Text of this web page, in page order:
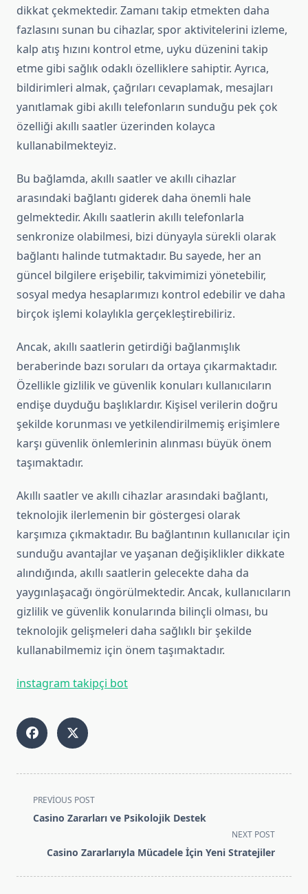
dikkat çekmektedir. Zamanı takip etmekten daha
fazlasını sunan bu cihazlar, spor aktivitelerini izleme,
kalp atış hızını kontrol etme, uyku düzenini takip
etme gibi sağlık odaklı özelliklere sahiptir. Ayrıca,
bildirimleri almak, çağrıları cevaplamak, mesajları
yanıtlamak gibi akıllı telefonların sunduğu pek çok
özelliği akıllı saatler üzerinden kolayca
kullanabilmekteyiz.
Bu bağlamda, akıllı saatler ve akıllı cihazlar
arasındaki bağlantı giderek daha önemli hale
gelmektedir. Akıllı saatlerin akıllı telefonlarla
senkronize olabilmesi, bizi dünyayla sürekli olarak
bağlantı halinde tutmaktadır. Bu sayede, her an
güncel bilgilere erişebilir, takvimimizi yönetebilir,
sosyal medya hesaplarımızı kontrol edebilir ve daha
birçok işlemi kolaylıkla gerçekleştirebiliriz.
Ancak, akıllı saatlerin getirdiği bağlanmışlık
beraberinde bazı soruları da ortaya çıkarmaktadır.
Özellikle gizlilik ve güvenlik konuları kullanıcıların
endişe duyduğu başlıklardır. Kişisel verilerin doğru
şekilde korunması ve yetkilendirilmemiş erişimlere
karşı güvenlik önlemlerinin alınması büyük önem
taşımaktadır.
Akıllı saatler ve akıllı cihazlar arasındaki bağlantı,
teknolojik ilerlemenin bir göstergesi olarak
karşımıza çıkmaktadır. Bu bağlantının kullanıcılar için
sunduğu avantajlar ve yaşanan değişiklikler dikkate
alındığında, akıllı saatlerin gelecekte daha da
yaygınlaşacağı öngörülmektedir. Ancak, kullanıcıların
gizlilik ve güvenlik konularında bilinçli olması, bu
teknolojik gelişmeleri daha sağlıklı bir şekilde
kullanabilmemiz için önem taşımaktadır.
instagram takipçi bot
<span
class="nav-
screen-
text">Page</span>
PREVIOUS POST
Casino Zararları ve Psikolojik Destek
NEXT POST
Casino Zararlarıyla Mücadele İçin Yeni Stratejiler